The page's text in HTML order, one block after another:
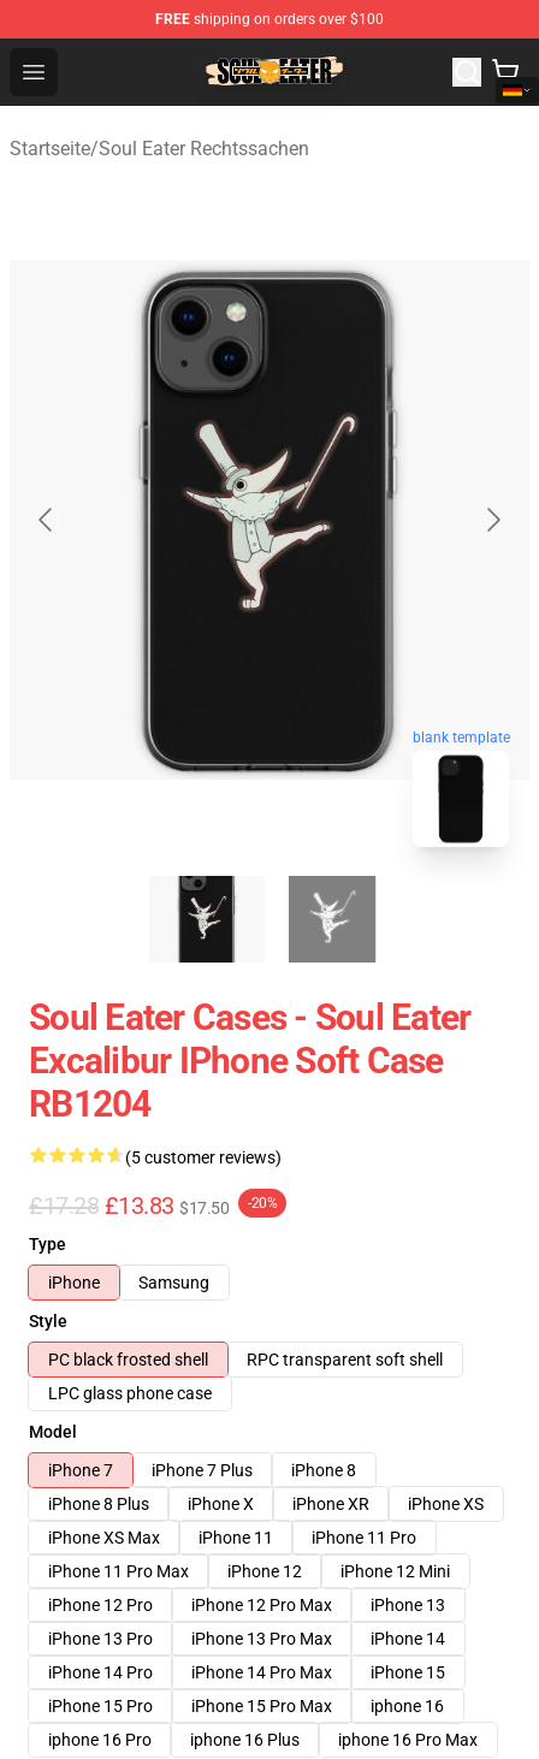
FREE shipping on orders over $100
Open menu
Soul Eater Store - Official Soul Eater Merchandise Shop
Startseite/Soul Eater Rechtssachen
blank template
Soul Eater Cases - Soul Eater
Excalibur IPhone Soft Case
RB1204
(5 customer reviews)
£17.28 £13.83 $17.50 -20%
Type
iPhone
Samsung
Style
PC black frosted shell
RPC transparent soft shell
LPC glass phone case
Model
iPhone 7
iPhone 7 Plus
iPhone 8
iPhone 8 Plus
iPhone X iPhone XR
iPhone XS
iPhone XS Max
iPhone 11
iPhone 11 Pro
iPhone 11 Pro Max
iPhone 12
iPhone 12 Mini
iPhone 12 Pro
iPhone 12 Pro Max
iPhone 13
iPhone 13 Pro
iPhone 13 Pro Max
iPhone 14
iPhone 14 Pro
iPhone 14 Pro Max
iPhone 15
iPhone 15 Pro
iPhone 15 Pro Max
iphone 16
iphone 16 Pro
iphone 16 Plus iphone 16 Pro Max